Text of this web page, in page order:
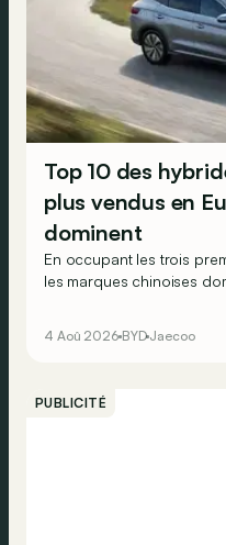
Top 10 des
plus vendus en
dominent
En occupant les trois
les marques chinoises
4 Aoû 2026 BYD Jaecoo
PUBLICITÉ